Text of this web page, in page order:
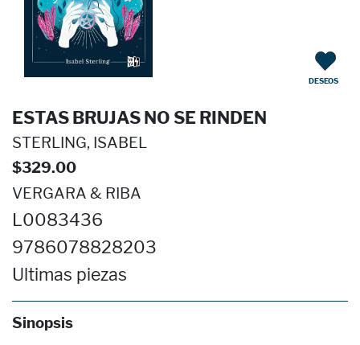
ESTAS BRUJAS NO SE RINDEN
STERLING, ISABEL
$329.00
VERGARA & RIBA
L0083436
9786078828203
Ultimas piezas
Sinopsis
DESEOS